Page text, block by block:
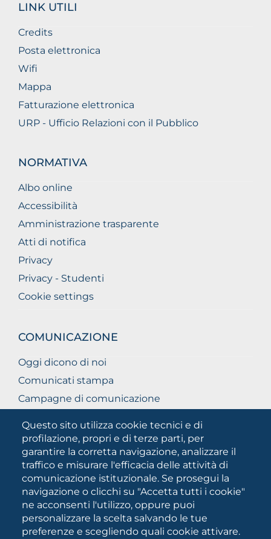
Questo sito utilizza cookie tecnici e di
profilazione, propri e di terze parti, per
garantire la corretta navigazione, analizzare il
traffico e misurare l'efficacia delle attività di
comunicazione istituzionale. Se prosegui la
navigazione o clicchi su "Accetta tutti i cookie"
ne acconsenti l'utilizzo, oppure puoi
personalizzare la scelta salvando le tue
preferenze e scegliendo quali cookie attivare.
LINK UTILI
Credits
Posta elettronica
Wifi
Mappa
Fatturazione elettronica
URP - Ufficio Relazioni con il Pubblico
NORMATIVA
Albo online
Accessibilità
Amministrazione trasparente
Atti di notifica
Privacy
Privacy - Studenti
Cookie settings
COMUNICAZIONE
Oggi dicono di noi
Comunicati stampa
Campagne di comunicazione
Unifg Mag
Manuale di identità visiva
Facts and figures
SOCIAL
MEDIA